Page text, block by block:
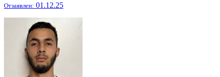
Отзаявлен: 01.12.25